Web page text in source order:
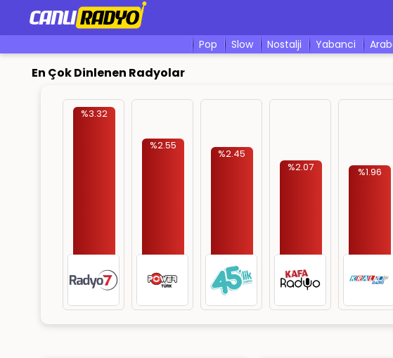
pop slow nostalji yabanci
En Çok Dinlenen Radyolar
%3.32
%2.55
%2.45
%2.07
%1.96